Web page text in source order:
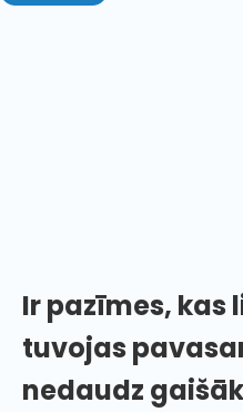
Ir pazīmes, kas
tuvojas
nedaudz